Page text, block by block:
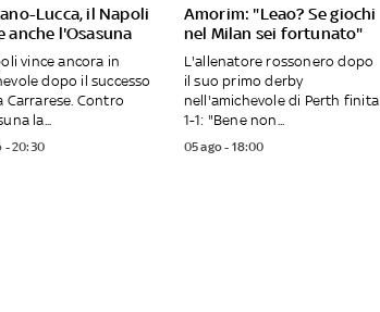
Lucca, il Napoli
anche l'Osasuna
vince ancora in
dopo il successo
Carrarese. Contro
la...
- 20:30
Amorim: "Leao? Se giochi
nel Milan sei fortunato"
L'allenatore rossonero dopo
il suo primo derby
nell'amichevole di Perth finita
1-1: "Bene non...
05 ago - 18:00